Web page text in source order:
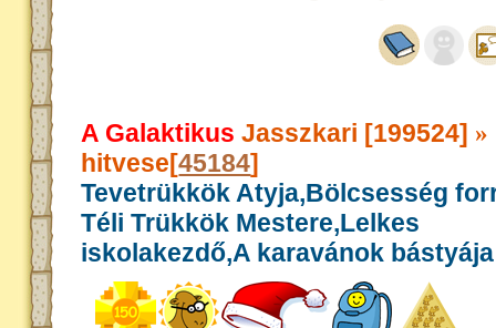
A Galaktikus Jasszkari [199524] »
hitvese[45184]
Tevetrükkök Atyja,Bölcsesség
Téli Trükkök Mestere,Lelkes
iskolakezdő,A karavánok bástyája